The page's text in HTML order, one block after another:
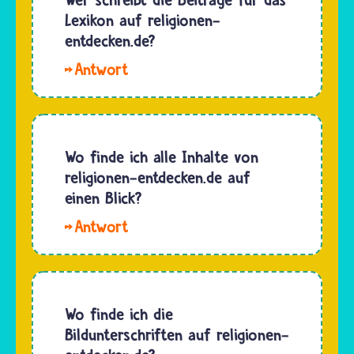
aber alle
ihre
eigenen…
unter
den
und
Antworten
auf der
nicht
findest,
dann
kann…
Lexikon auf religionen-
entdecken.de?
Beiträge
Lexikon
von
religionen-
schreiben
die
Expertinnen
Experten
mit
Wo finde ich alle Inhalte von
religionen-entdecken.de auf
einen Blick?
dem
auf
religionen-
entdecken.de
Wo finde ich die
Bildunterschriften auf religionen-